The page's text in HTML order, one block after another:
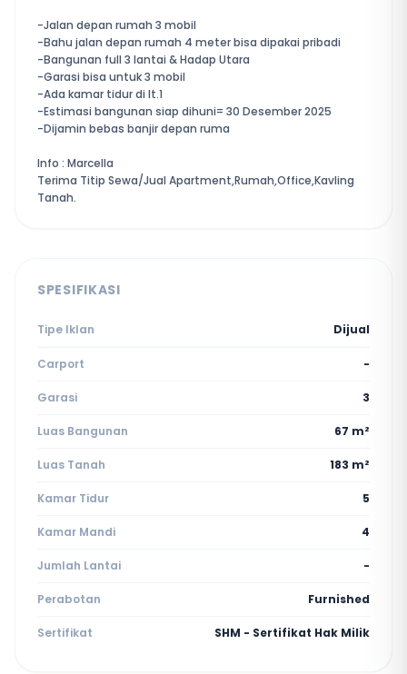
-Jalan depan rumah 3 mobil
-Bahu jalan depan rumah 4 meter bisa dipakai pribadi
-Bangunan full 3 lantai & Hadap Utara
-Garasi bisa untuk 3 mobil
-Ada kamar tidur di lt.1
-Estimasi bangunan siap dihuni= 30 Desember 2025
-Dijamin bebas banjir depan ruma
Info : Marcella
Terima Titip Sewa/Jual Apartment,Rumah,Office,Kavling
Tanah.
SPESIFIKASI
Tipe Iklan Dijual
Carport -
Garasi 3
Luas Bangunan 67 m²
Luas Tanah 183 m²
Kamar Tidur 5
Kamar Mandi 4
Jumlah Lantai -
Perabotan Furnished
Sertifikat SHM - Sertifikat Hak Milik